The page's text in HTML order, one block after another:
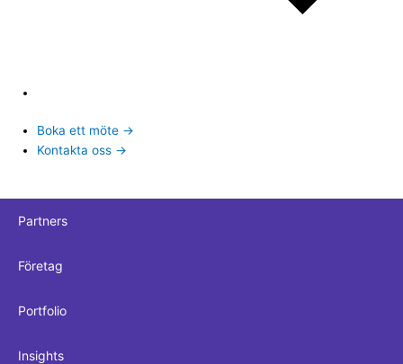
Boka ett möte →
Kontakta oss →
Partners
Företag
Portfolio
Insights